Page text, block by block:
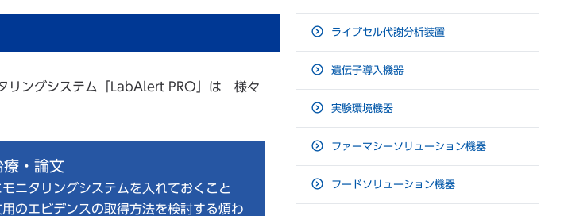
リングシステム「LabAlert PRO」は 様々
療・論文
ニタリングシステムを入れておくこと
のエビデンスの取得方法を検討する煩わ
ライブセル代謝分析装置
遺伝子導入機器
実験環境機器
ファーマシーソリューション機器
フードソリューション機器